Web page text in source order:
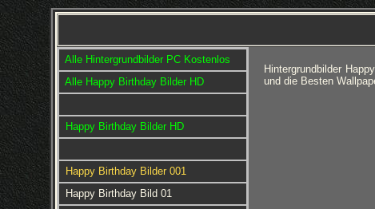
Alle Hintergrundbilder PC Kostenlos
Alle Happy Birthday Bilder HD
Happy Birthday Bilder HD
Happy Birthday Bilder 001
Happy Birthday Bild 01
Hintergrundbilder
und die Besten